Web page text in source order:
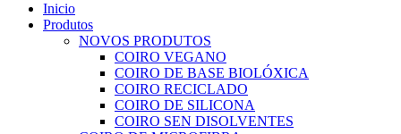
Inicio
Produtos
NOVOS PRODUTOS
COIRO VEGANO
COIRO DE BASE BIOLÓXICA
COIRO RECICLADO
COIRO DE SILICONA
COIRO SEN DISOLVENTES